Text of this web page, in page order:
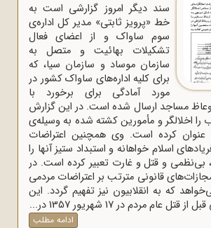
سند دیگر امروز گزارشی است به
خط «پرویز ثابتی» مدیر کل اداره‌ی
سوم ساواک و از اعضای فعال
تشکیلات بهائیت و متصل به
سازمان موساد و سازمان سیا، که
برای کلیه اداره‌های ساواک‌ کشور در
مورد آمادگی برای برخورد با
مساجد ارسال شده است. در این گزارش
را اخلالگر و مأمورین کشته شده به وسیله‌ی
عنوان کرده است. وی همچنین اعتراضات
اسلام خواهانه و استبداد ستیز آنها را
بی‌نظمی و قتل و غارت تعبیر کرده است. در
قانونی مترتب بر اعتراضات مردمی
که به انقلابیون نیز تفهیم گردد. این
عام مردم در 17 شهریور 1357 در...
ادامه مطلب